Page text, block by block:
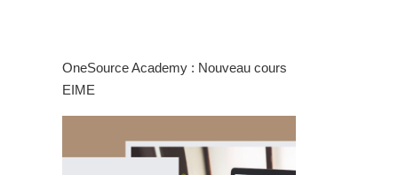
OneSource Academy : Nouveau cours
EIME